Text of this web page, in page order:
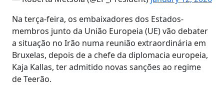
Na terça-feira, os embaixadores dos Estados-
membros junto da União Europeia (UE) vão debater
a situação no Irão numa reunião extraordinária em
Bruxelas, depois de a chefe da diplomacia europeia,
Kaja Kallas, ter admitido novas sanções ao regime
de Teerão.